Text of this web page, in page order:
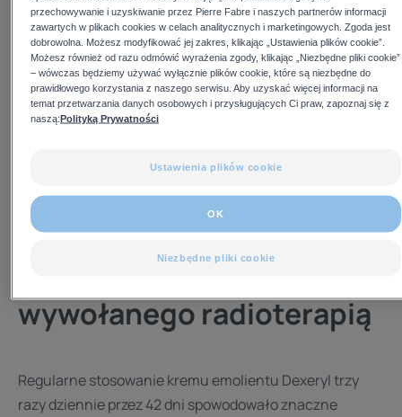
Znaczne zmniejszenie
wywołanego radioterapią
Regularne stosowanie kremu emolientu Dexeryl trzy
razy dziennie przez 42 dni spowodowało znaczne
przechowywanie i uzyskiwanie przez Pierre Fabre i naszych partnerów informacji
zawartych w plikach cookies w celach analitycznych i marketingowych. Zgoda jest
dobrowolna. Możesz modyfikować jej zakres, klikając „Ustawienia plików cookie”.
Możesz również od razu odmówić wyrażenia zgody, klikając „Niezbędne pliki cookie”
– wówczas będziemy używać wyłącznie plików cookie, które są niezbędne do
prawidłowego korzystania z naszego serwisu. Aby uzyskać więcej informacji na
temat przetwarzania danych osobowych i przysługujących Ci praw, zapoznaj się z
naszą:Polityką Prywatności
Ustawienia plików cookie
Niezbędne pliki cookie
OK